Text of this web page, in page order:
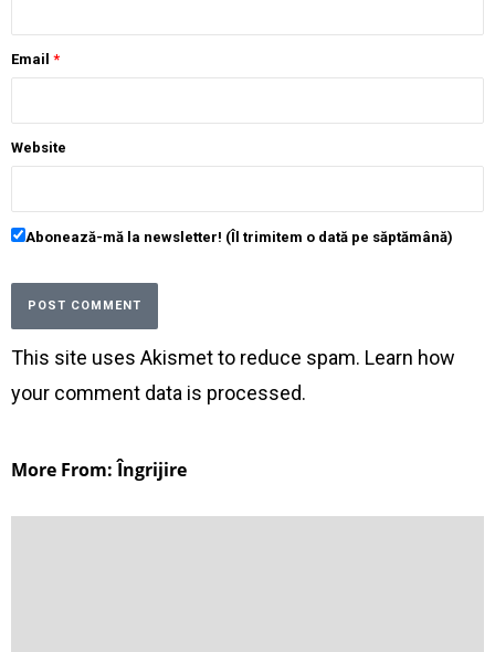
Email *
Website
Abonează-mă la newsletter! (Îl trimitem o dată pe săptămână)
This site uses Akismet to reduce spam. Learn how
your comment data is processed.
More From: Îngrijire